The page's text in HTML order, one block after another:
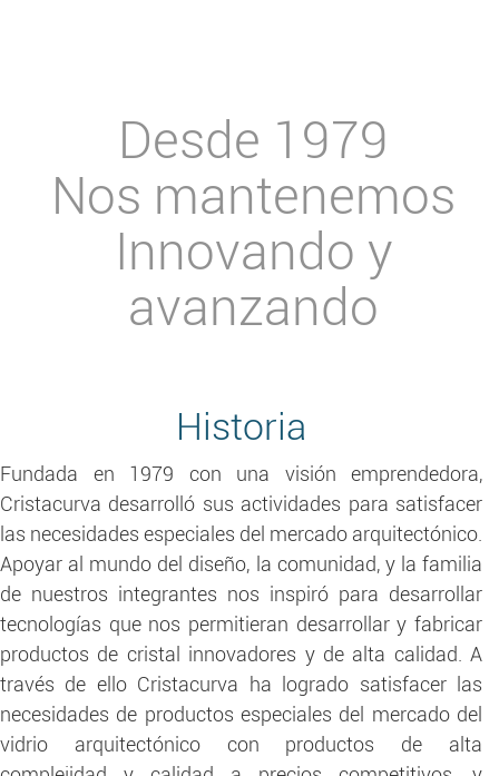
Desde 1979
Nos mantenemos
Innovando y
avanzando
Historia
Fundada en 1979 con una visión emprendedora,
Cristacurva desarrolló sus actividades para satisfacer
las necesidades especiales del mercado arquitectónico.
Apoyar al mundo del diseño, la comunidad, y la familia
de nuestros integrantes nos inspiró para desarrollar
tecnologías que nos permitieran desarrollar y fabricar
productos de cristal innovadores y de alta calidad. A
través de ello Cristacurva ha logrado satisfacer las
necesidades de productos especiales del mercado del
vidrio arquitectónico con productos de alta